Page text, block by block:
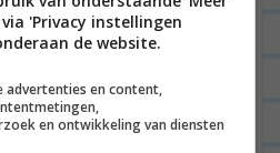
'Privacy instellingen
de website.
advertenties en content,
en ontwikkeling van diensten